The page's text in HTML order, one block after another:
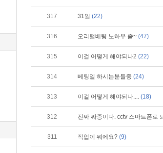
317 31일 (22)
316 오리털베팅 노하우 좀~ (47)
315 이걸 어떻게 해야되나2 (22)
314 베팅일 하시는분들중 (24)
313 이걸 어떻게 해야되나.... (18)
312 진짜 짜증이다. cctv 스마트폰로
311 직업이 뭐에요? (9)